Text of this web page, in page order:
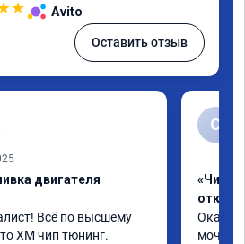
★ Avito
Оставить отзыв
двигателя
Всё по высшему
XM чип тюнинг.
С
«Чип